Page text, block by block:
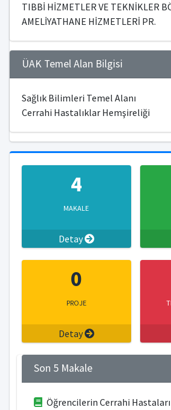
TIBBİ HİZMETLER VE TEKNİKLER
AMELİYATHANE HİZMETLERİ PR.
ÜAK Temel Alan Bilgisi
Sağlık Bilimleri Temel Alanı
Cerrahi Hastalıklar Hemşireliği
4
MAKALE
Detay
0
PROJE
Detay
Son 5 Makale
Öğrencilerin Cerrahi